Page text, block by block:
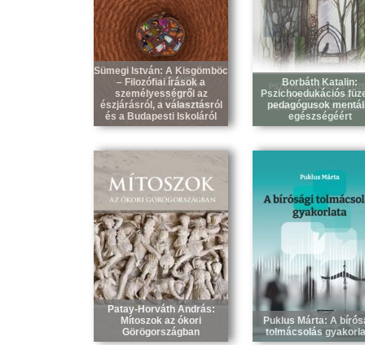
Sümegi István: A Kisgömböc
– Filozófiai írások a
személyességről az
észjárásról, a választásról
és a Budapesti Iskoláról
Borbáth Katalin:
Pszichoedukációs
pedagógusok
egészségéért
Patay-Horváth András:
Mítoszok az ókori
Görögországban
Puklus Márta: A
tolmácsolás